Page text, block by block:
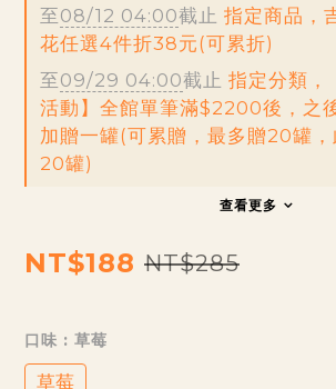
至08/12 04:00截止 指定商品，
花任選4件折38元(可累折)
至09/29 04:00截止 指定分類，
活動】全館單筆滿$2200後，之
加贈一罐(可累贈，最多贈20罐，
20罐)
查看更多
NT$188 NT$285
口味 : 草莓
草莓